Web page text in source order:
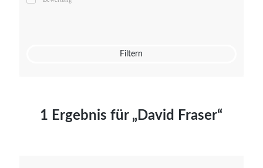
Mato von Vogelstein
Filtern
1 Ergebnis für „David Fraser“